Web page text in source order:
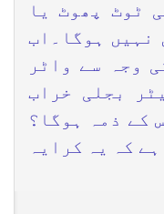
ٹوٹ پھوٹ یا
نہیں ہوگا۔اب
وجہ سے واٹر
بجلی خراب
کے ذمہ ہوگا؟
کہ یہ کرایہ